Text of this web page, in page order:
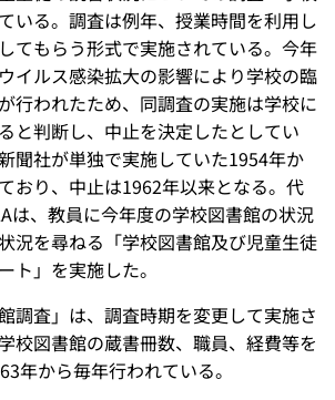
いる。調査は例年、授業時間を利用し
てもらう形式で実施されている。今年
イルス感染拡大の影響により学校の臨
行われたため、同調査の実施は学校に
と判断し、中止を決定したとしてい
聞社が単独で実施していた1954年か
おり、中止は1962年以来となる。代
は、教員に今年度の学校図書館の状況
況を尋ねる「学校図書館及び児童生徒
ト」を実施した。
調査」は、調査時期を変更して実施さ
校図書館の蔵書冊数、職員、経費等を
年から毎年行われている。